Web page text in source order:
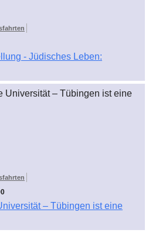
- Jüdisches Leben:
– Tübingen ist eine